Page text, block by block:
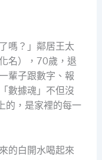
嗎？」鄰居王太
名），70歲，退
輩子跟數字、報
數據魂」不但沒
的，是家裡的每一
的白開水喝起來